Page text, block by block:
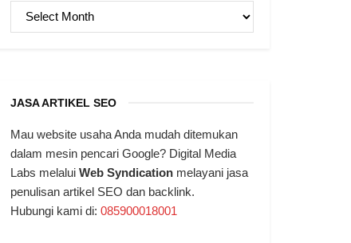
ARSIP
JASA ARTIKEL SEO
Mau website usaha Anda mudah ditemukan
dalam mesin pencari Google? Digital Media
Labs melalui Web Syndication melayani jasa
penulisan artikel SEO dan backlink.
Hubungi kami di: 085900018001